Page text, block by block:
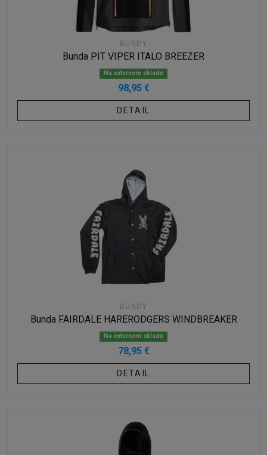
BUNDY
Bunda PIT VIPER ITALO BREEZER
Na externom sklade
98,95 €
DETAIL
BUNDY
Bunda FAIRDALE HARERODGERS WINDBREAKER
Na externom sklade
78,95 €
DETAIL